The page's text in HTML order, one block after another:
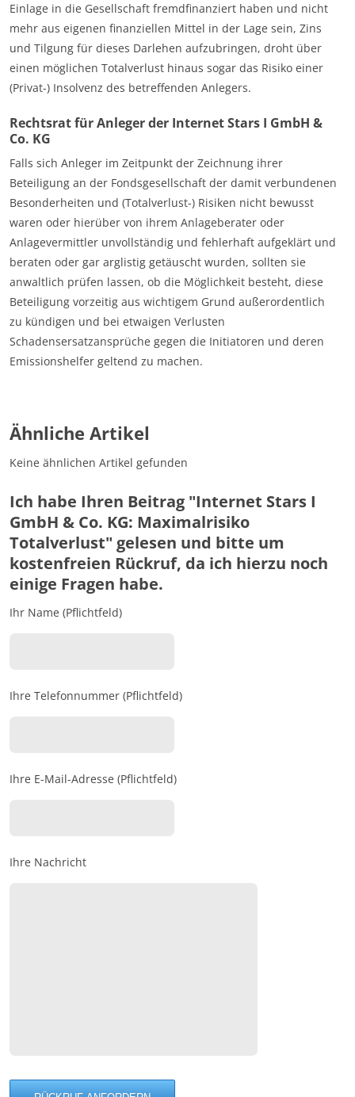
Einlage in die Gesellschaft fremdfinanziert haben und nicht
mehr aus eigenen finanziellen Mittel in der Lage sein, Zins
und Tilgung für dieses Darlehen aufzubringen, droht über
einen möglichen Totalverlust hinaus sogar das Risiko einer
(Privat-) Insolvenz des betreffenden Anlegers.
Rechtsrat für Anleger der Internet Stars I GmbH &
Co. KG
Falls sich Anleger im Zeitpunkt der Zeichnung ihrer
Beteiligung an der Fondsgesellschaft der damit verbundenen
Besonderheiten und (Totalverlust-) Risiken nicht bewusst
waren oder hierüber von ihrem Anlageberater oder
Anlagevermittler unvollständig und fehlerhaft aufgeklärt und
beraten oder gar arglistig getäuscht wurden, sollten sie
anwaltlich prüfen lassen, ob die Möglichkeit besteht, diese
Beteiligung vorzeitig aus wichtigem Grund außerordentlich
zu kündigen und bei etwaigen Verlusten
Schadensersatzansprüche gegen die Initiatoren und deren
Emissionshelfer geltend zu machen.
Ähnliche Artikel
Keine ähnlichen Artikel gefunden
Ich habe Ihren Beitrag "Internet Stars I
GmbH & Co. KG: Maximalrisiko
Totalverlust" gelesen und bitte um
kostenfreien Rückruf, da ich hierzu noch
einige Fragen habe.
Ihr Name (Pflichtfeld)
Ihre Telefonnummer (Pflichtfeld)
Ihre E-Mail-Adresse (Pflichtfeld)
Ihre Nachricht